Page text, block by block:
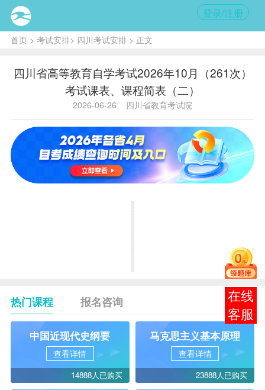
登录/注册
首页> 考试安排> 四川考试安排> 正文
四川省高等教育自学考试2026年10月（261次）
考试课表、课程简表（二）
2026-06-26 四川省教育考试院
热门课程 报名咨询
中国近现代史纲要
查看详情
14888人已购买
马克思主义基本原理
查看详情
23888人已购买
在线
客服